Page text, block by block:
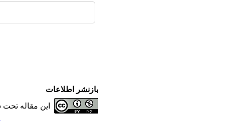
بازنشر اطلاعات
این مقاله